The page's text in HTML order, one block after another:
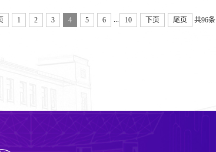
1 2 3 4 5 6 10 下页 尾页 共96条